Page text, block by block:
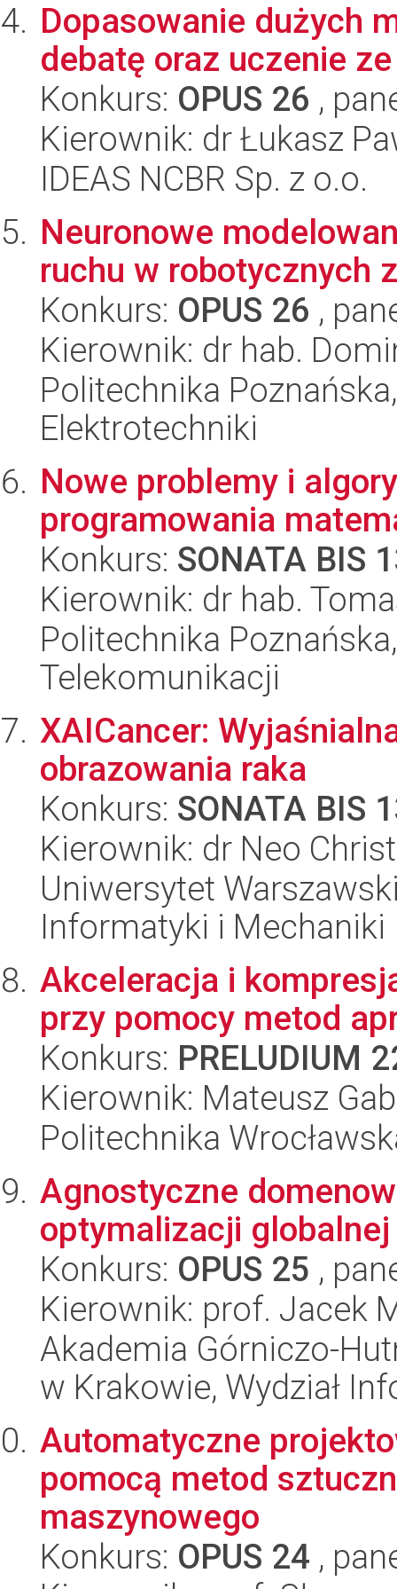
Dopasowanie dużych
debatę oraz uczenie
Konkurs: OPUS 26 ,
Kierownik: dr Łukasz
IDEAS NCBR Sp. z o.o.
Neuronowe
ruchu w robotycznych
Konkurs: OPUS 26 ,
Kierownik: dr hab.
Politechnika
Elektrotechniki
Nowe problemy i
programowania
Konkurs: SONATA BIS
Kierownik: dr hab.
Politechnika
Telekomunikacji
XAICancer:
obrazowania raka
Konkurs: SONATA BIS
Kierownik: dr Neo
Uniwersytet
Informatyki i Mechaniki
Akceleracja i
przy pomocy metod
Konkurs: PRELUDIUM
Kierownik: Mateusz
Politechnika
Agnostyczne
optymalizacji globalnej
Konkurs: OPUS 25 ,
Kierownik: prof. Jacek
Akademia Górniczo-
w Krakowie, Wydział
Automatyczne
pomocą metod
maszynowego
Konkurs: OPUS 24 ,